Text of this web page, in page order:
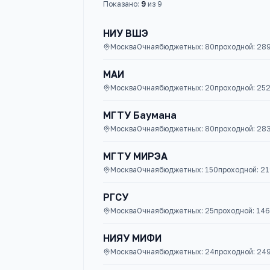
Показано: 9 из 9
НИУ ВШЭ
МоскваОчнаябюджетных: 80проходной: 289
МАИ
МоскваОчнаябюджетных: 20проходной: 252
МГТУ Баумана
МоскваОчнаябюджетных: 80проходной: 283
МГТУ МИРЭА
МоскваОчнаябюджетных: 150проходной:
РГСУ
МоскваОчнаябюджетных: 25проходной: 146
НИЯУ МИФИ
МоскваОчнаябюджетных: 24проходной: 249